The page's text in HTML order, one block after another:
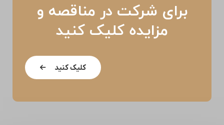
برای شرکت در مناقصه و
مزایده کلیک کنید
کلیک کنید